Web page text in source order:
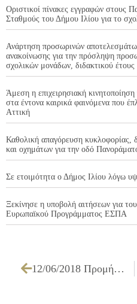
Οριστικοί πίνακες εγγραφών στους
Σταθμούς του Δήμου Ιλίου για το
Ανάρτηση προσωρινών
ανακοίνωσης για την πρόσληψη
σχολικών μονάδων, διδακτικού
Άμεση η επιχειρησιακή
στα έντονα καιρικά φαινόμενα που
Αττική
Καθολική απαγόρευση κυκλοφορίας,
και οχημάτων για την οδό
Σε ετοιμότητα ο Δήμος Ιλίου λόγω
Ξεκίνησε η υποβολή αιτήσεων για
Ευρωπαϊκού Προγράμματος ΕΣΠΑ
12/06/2018 Προμήθεια υλικών για την ανακατασκευή της Πλατείας Δασκάλας (Ο.Τ. 346) – Ομάδα Δ΄ «Σκυρόδεμα»